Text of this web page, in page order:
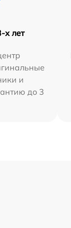
х лет
и
до 3